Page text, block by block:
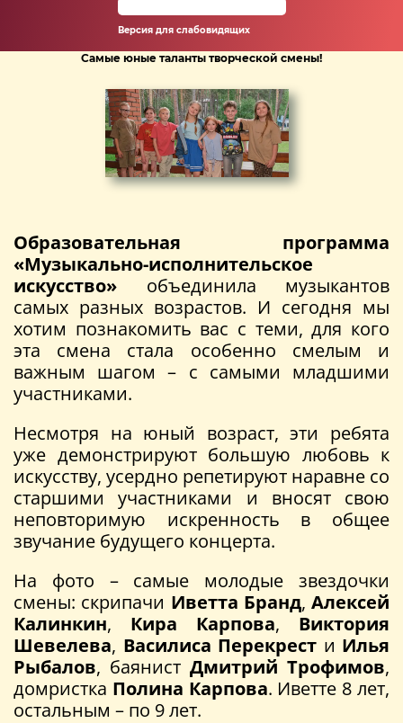
Версия для слабовидящих
Самые юные таланты творческой смены!
Образовательная программа
«Музыкально-исполнительское
искусство» объединила музыкантов
самых разных возрастов. И сегодня мы
хотим познакомить вас с теми, для кого
эта смена стала особенно смелым и
важным шагом – с самыми младшими
участниками.
Несмотря на юный возраст, эти ребята
уже демонстрируют большую любовь к
искусству, усердно репетируют наравне со
старшими участниками и вносят свою
неповторимую искренность в общее
звучание будущего концерта.
На фото – самые молодые звездочки
смены: скрипачи Иветта Бранд, Алексей
Калинкин, Кира Карпова, Виктория
Шевелева, Василиса Перекрест и Илья
Рыбалов, баянист Дмитрий Трофимов,
домристка Полина Карпова. Иветте 8 лет,
остальным – по 9 лет.